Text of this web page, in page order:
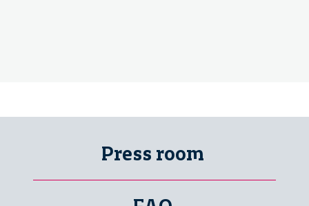
Press room